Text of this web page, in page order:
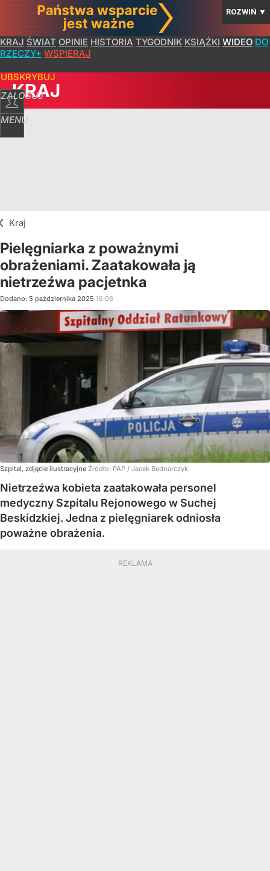
ROZWIŃ ▼
KRAJ ŚWIAT OPINIE HISTORIA TYGODNIK KSIĄŻKI WIDEO DO
RZECZY+ WSPIERAJ
ZALOGUJ
MENU
KRAJ
Kraj
Pielęgniarka z poważnymi
obrażeniami. Zaatakowała ją
nietrzeźwa pacjetnka
Dodano: 5 października 2025 16:08
Szpital, zdjęcie ilustracyjne Źródło: PAP / Jacek Bednarczyk
Nietrzeźwa kobieta zaatakowała personel
medyczny Szpitalu Rejonowego w Suchej
Beskidzkiej. Jedna z pielęgniarek odniosła
poważne obrażenia.